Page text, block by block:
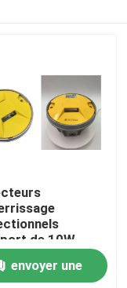
de 10W
LED verte
envoyer une